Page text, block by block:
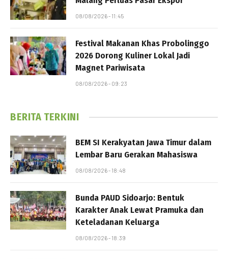
08/08/2026 - 11:45
Festival Makanan Khas Probolinggo
2026 Dorong Kuliner Lokal Jadi
Magnet Pariwisata
08/08/2026 - 09:23
BERITA TERKINI
BEM SI Kerakyatan Jawa Timur dalam
Lembar Baru Gerakan Mahasiswa
08/08/2026 - 18:48
Bunda PAUD Sidoarjo: Bentuk
Karakter Anak Lewat Pramuka dan
Keteladanan Keluarga
08/08/2026 - 18:39